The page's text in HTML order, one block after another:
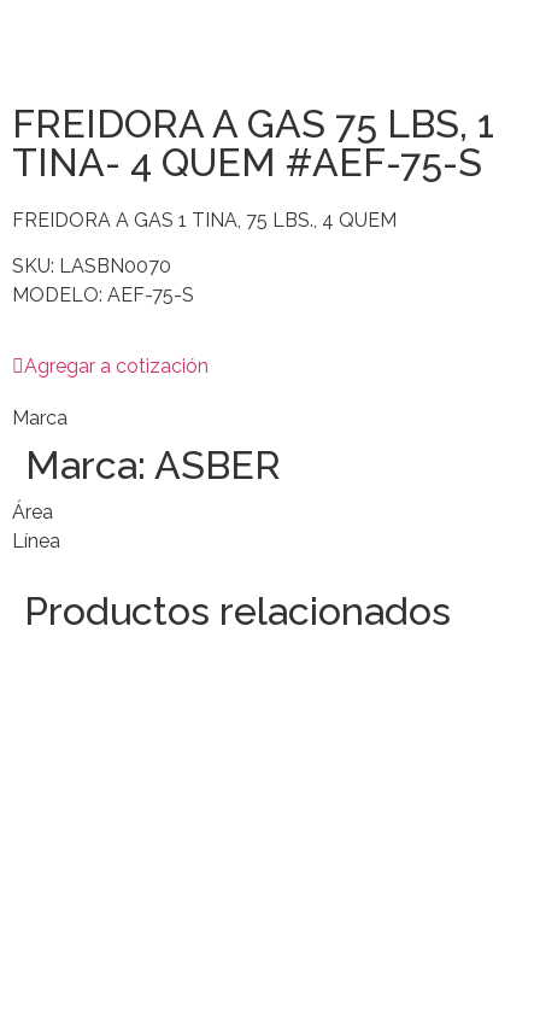
FREIDORA A GAS 75 LBS, 1
TINA- 4 QUEM #AEF-75-S
FREIDORA A GAS 1 TINA, 75 LBS., 4 QUEM
SKU: LASBN0070
MODELO: AEF-75-S
Agregar a cotización
Marca
Marca: ASBER
Área
Línea
Productos relacionados